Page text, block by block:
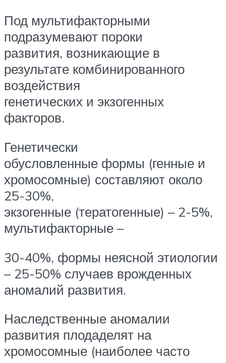
Под мультифакторными
подразумевают пороки
развития, возникающие в
результате комбинированного
воздействия
генетических и экзогенных
факторов.
Генетически
обусловленные формы (генные и
хромосомные) составляют около
25-30%,
экзогенные (тератогенные) – 2-5%,
мультифакторные –
30-40%, формы неясной этиологии
– 25-50% случаев врожденных
аномалий развития.
Наследственные аномалии
развития плодаделят на
хромосомные (наиболее часто